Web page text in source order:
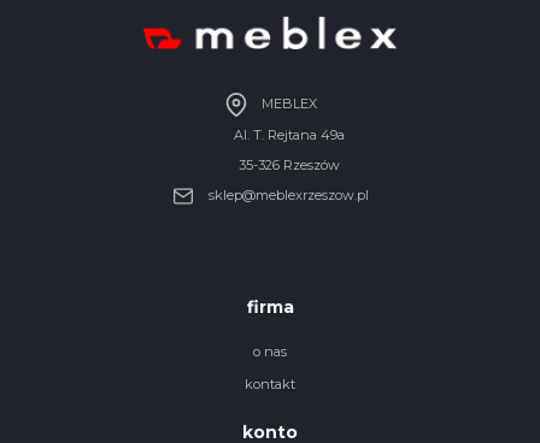
MEBLEX
Al. T. Rejtana 49a
35-326 Rzeszów
sklep@meblexrzeszow.pl
firma
o nas
kontakt
konto